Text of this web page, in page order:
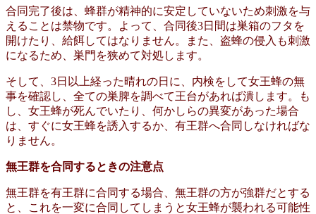
合同完了後は、蜂群が精神的に安定していないため刺激を与
えることは禁物です。よって、合同後3日間は巣箱のフタを
開けたり、給餌してはなりません。また、盗蜂の侵入も刺激
になるため、巣門を狭めて対処します。
そして、3日以上経った晴れの日に、内検をして女王蜂の無
事を確認し、全ての巣脾を調べて王台があれば潰します。も
し、女王蜂が死んでいたり、何かしらの異変があった場合
は、すぐに女王蜂を誘入するか、有王群へ合同しなければな
りません。
無王群を合同するときの注意点
無王群を有王群に合同する場合、無王群の方が強群だとする
と、これを一変に合同してしまうと女王蜂が襲われる可能性